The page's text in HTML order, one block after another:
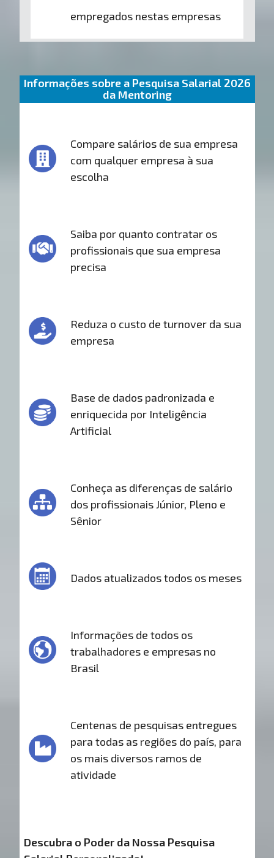
empregados nestas empresas
Informações sobre a Pesquisa Salarial 2026
da Mentoring
Compare salários de sua empresa
com qualquer empresa à sua
escolha
Saiba por quanto contratar os
profissionais que sua empresa
precisa
Reduza o custo de turnover da sua
empresa
Base de dados padronizada e
enriquecida por Inteligência
Artificial
Conheça as diferenças de salário
dos profissionais Júnior, Pleno e
Sênior
Dados atualizados todos os meses
Informações de todos os
trabalhadores e empresas no
Brasil
Centenas de pesquisas entregues
para todas as regiões do país, para
os mais diversos ramos de
atividade
Descubra o Poder da Nossa Pesquisa